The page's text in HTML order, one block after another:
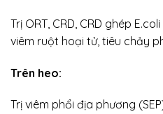
Trị ORT, CRD, CRD ghép
viêm ruột hoại tử, tiêu chảy
Trên heo:
Trị viêm phổi địa phương